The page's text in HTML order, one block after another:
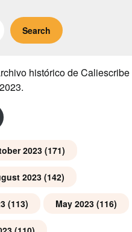
Search
histórico de Caliescribe
2023(171)
2023(142)
(113) May 2023 (116)